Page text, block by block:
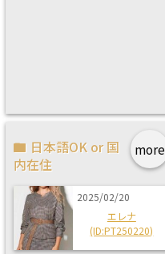
more
日本語OK or 国
内在住
2025/02/20
エレナ
(ID:PT250220)